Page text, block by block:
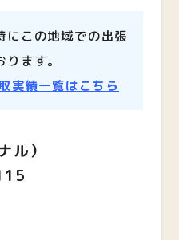
にこの地域での出張
ます。
実績一覧はこちら
ル）